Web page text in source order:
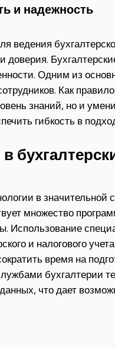
и надежность
ведения
доверия.
Одним из
Как
знаний, но и
гибкость в
в значительной
множество
Использование
и налогового
время на
бухгалтерии
что дает